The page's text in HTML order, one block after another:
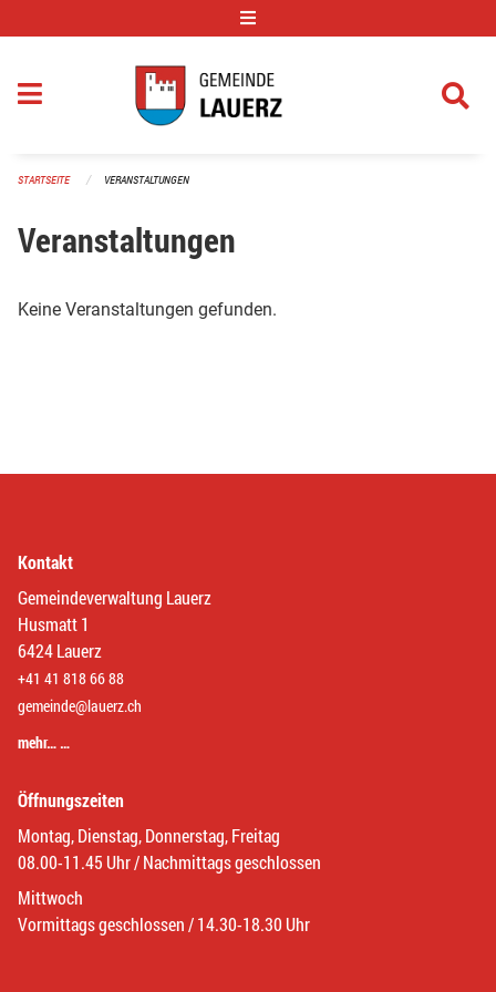
STARTSEITE VERANSTALTUNGEN
Veranstaltungen
Keine Veranstaltungen gefunden.
Kontakt
Gemeindeverwaltung Lauerz
Husmatt 1
6424 Lauerz
+41 41 818 66 88
gemeinde@lauerz.ch
mehr… …
Öffnungszeiten
Montag, Dienstag, Donnerstag, Freitag
08.00-11.45 Uhr / Nachmittags geschlossen
Mittwoch
Vormittags geschlossen / 14.30-18.30 Uhr